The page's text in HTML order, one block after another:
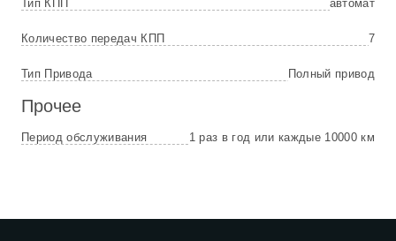
Тип КПП автомат
Количество передач КПП 7
Тип Привода Полный привод
Прочее
Период обслуживания 1 раз в год или каждые 10000 км